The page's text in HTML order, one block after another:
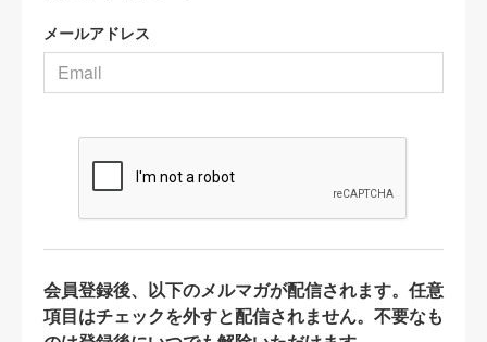
メールアドレス
会員登録後、以下のメルマガが配信されます。任意
項目はチェックを外すと配信されません。不要なも